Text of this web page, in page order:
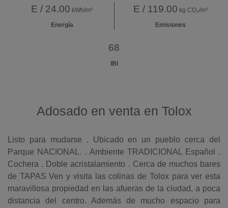
E / 24.00 kWh/m²
Energía
E / 119.00 kg CO₂/m²
Emisiones
68
IBI
Adosado en venta en Tolox
Listo para mudarse . Ubicado en un pueblo cerca del
Parque NACIONAL. . Ambiente TRADICIONAL Español .
Cochera . Doble acristalamiento . Cerca de muchos bares
de TAPAS Ven y visita las colinas de Tolox para ver esta
maravillosa propiedad en las afueras de la ciudad, a poca
distancia del centro. Además de mucho espacio para